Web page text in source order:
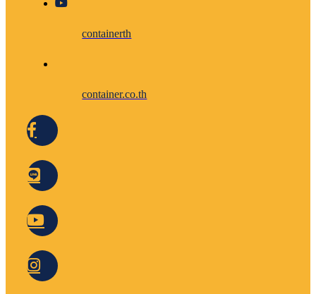
containerth
container.co.th